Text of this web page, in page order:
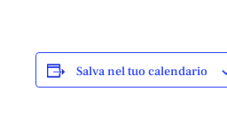
Salva nel tuo calendario